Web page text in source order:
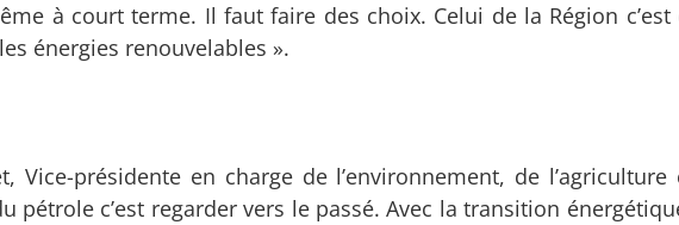
à court terme. Il faut faire des choix. Celui de la Région
énergies renouvelables ».
Vice-présidente en charge de l’environnement, de l’agriculture
pétrole c’est regarder vers le passé. Avec la transition